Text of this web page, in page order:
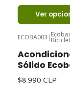
Ver
ECOBA003 |
Sólido
$8.990 CLP